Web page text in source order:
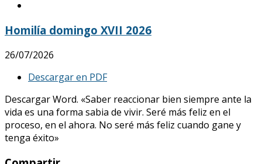
Homilía domingo XVII 2026
26/07/2026
Descargar en PDF
Descargar Word. «Saber reaccionar bien siempre ante la
vida es una forma sabia de vivir. Seré más feliz en el
proceso, en el ahora. No seré más feliz cuando gane y
tenga éxito»